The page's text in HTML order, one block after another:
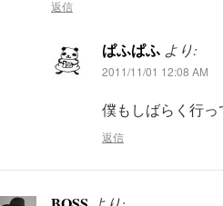
返信
ぱふぱふ より:
2011/11/01 12:08 AM
僕もしばらく行っ
返信